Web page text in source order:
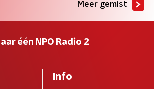
Meer gemist
één NPO Radio 2
Info